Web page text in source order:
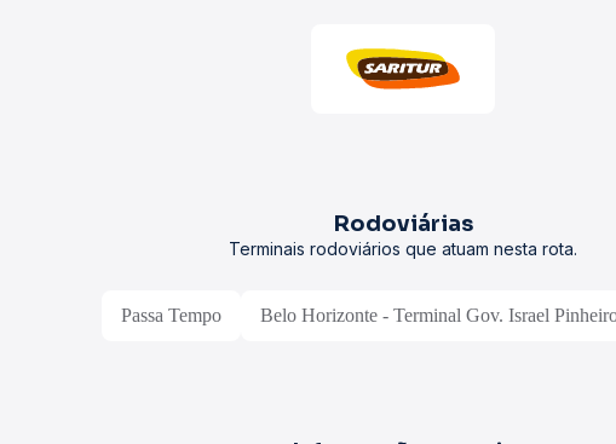
Rodoviárias
Terminais rodoviários que atuam nesta rota.
Passa Tempo Belo Horizonte - Terminal Gov. Israel